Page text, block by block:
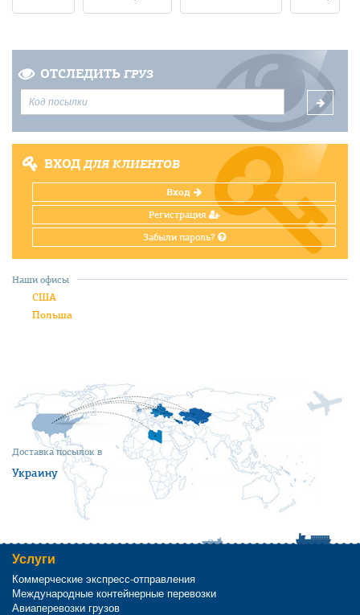
ОТСЛЕДИТЬ ГРУЗ
ВХОДДЛЯ КЛИЕНТОВ
Вход
Регистрация
Забыли пароль?
Доставка посылок в
Украину
Наши офисы
США
Польша
Услуги
Коммерческие экспресс-отправления
Международные контейнерные перевозки
Авиаперевозки грузов